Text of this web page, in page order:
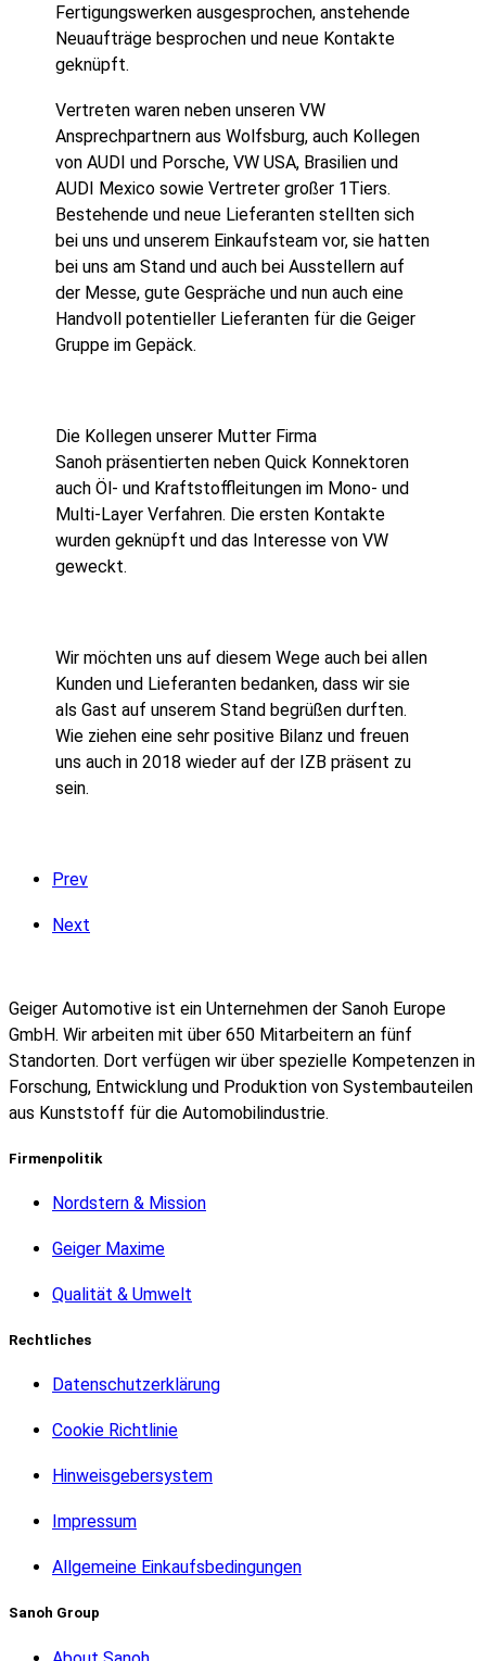
Fertigungswerken ausgesprochen, anstehende
Neuaufträge besprochen und neue Kontakte
geknüpft.
Vertreten waren neben unseren VW
Ansprechpartnern aus Wolfsburg, auch Kollegen
von AUDI und Porsche, VW USA, Brasilien und
AUDI Mexico sowie Vertreter großer 1Tiers.
Bestehende und neue Lieferanten stellten sich
bei uns und unserem Einkaufsteam vor, sie hatten
bei uns am Stand und auch bei Ausstellern auf
der Messe, gute Gespräche und nun auch eine
Handvoll potentieller Lieferanten für die Geiger
Gruppe im Gepäck.
Die Kollegen unserer Mutter Firma
Sanoh präsentierten neben Quick Konnektoren
auch Öl- und Kraftstoffleitungen im Mono- und
Multi-Layer Verfahren. Die ersten Kontakte
wurden geknüpft und das Interesse von VW
geweckt.
Wir möchten uns auf diesem Wege auch bei allen
Kunden und Lieferanten bedanken, dass wir sie
als Gast auf unserem Stand begrüßen durften.
Wie ziehen eine sehr positive Bilanz und freuen
uns auch in 2018 wieder auf der IZB präsent zu
sein.
Prev
Next
Geiger Automotive ist ein Unternehmen der Sanoh Europe
GmbH. Wir arbeiten mit über 650 Mitarbeitern an fünf
Standorten. Dort verfügen wir über spezielle Kompetenzen in
Forschung, Entwicklung und Produktion von Systembauteilen
aus Kunststoff für die Automobilindustrie.
Firmenpolitik
Nordstern & Mission
Geiger Maxime
Qualität & Umwelt
Rechtliches
Datenschutzerklärung
Cookie Richtlinie
Hinweisgebersystem
Impressum
Allgemeine Einkaufsbedingungen
Sanoh Group